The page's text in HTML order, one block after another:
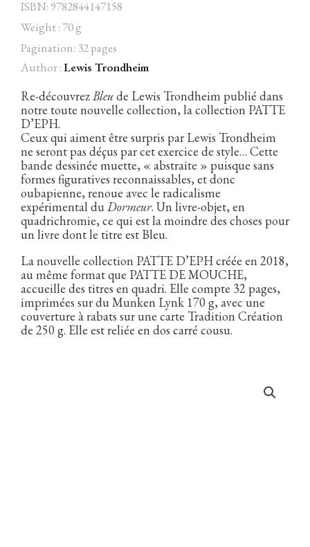
Facebook Instagram
ISBN: 9782844147158
Weight : 70 g
Pagination: 32 pages
Author :Lewis Trondheim
Re-découvrezBleu de Lewis Trondheim publié dans
notre toute nouvelle collection, la collection PATTE
D’EPH.
Ceux qui aiment être surpris par Lewis Trondheim
ne seront pas déçus par cet exercice de style… Cette
bande dessinée muette, « abstraite » puisque sans
formes figuratives reconnaissables, et donc
oubapienne, renoue avec le radicalisme
expérimental duDormeur. Un livre-objet, en
quadrichromie, ce qui est la moindre des choses pour
un livre dont le titre est Bleu.
La nouvelle collection PATTE D’EPH créée en 2018,
au même format que PATTE DE MOUCHE,
accueille des titres en quadri. Elle compte 32 pages,
imprimées sur du Munken Lynk 170 g, avec une
couverture à rabats sur une carte Tradition Création
de 250 g. Elle est reliée en dos carré cousu.